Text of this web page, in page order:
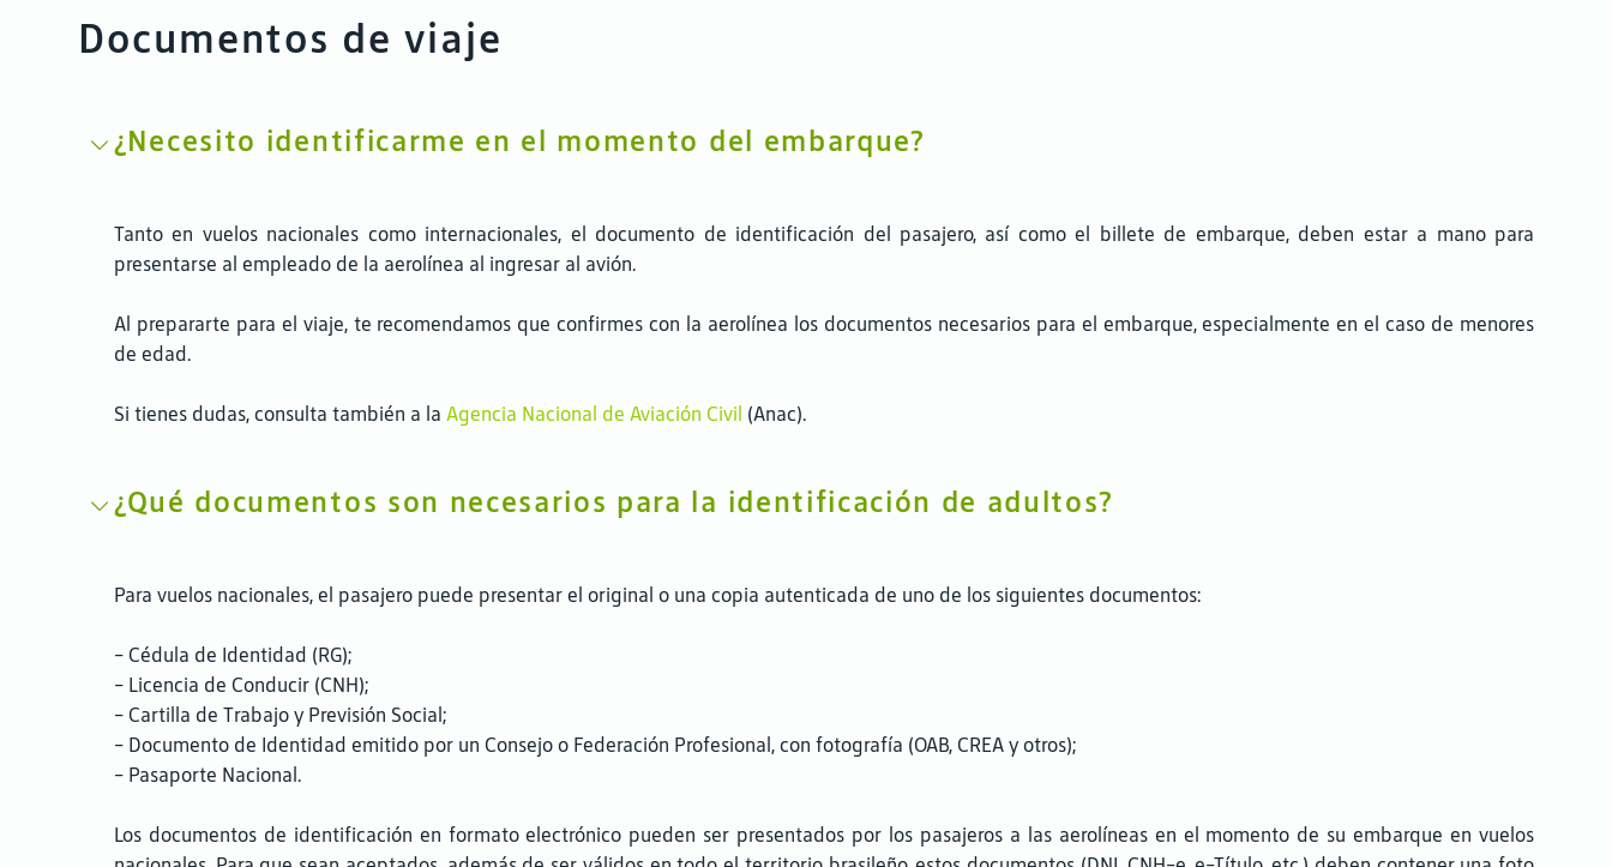
Documentos de viaje
¿Necesito identificarme en el momento del embarque?
Tanto en vuelos nacionales como internacionales, el documento de identificación del pasajero, así como el billete de embarque, deben estar a mano para
presentarse al empleado de la aerolínea al ingresar al avión.
Al prepararte para el viaje, te recomendamos que confirmes con la aerolínea los documentos necesarios para el embarque, especialmente en el caso de menores
de edad.
Si tienes dudas, consulta también a la Agencia Nacional de Aviación Civil (Anac).
¿Qué documentos son necesarios para la identificación de adultos?
Para vuelos nacionales, el pasajero puede presentar el original o una copia autenticada de uno de los siguientes documentos:
- Cédula de Identidad (RG);
- Licencia de Conducir (CNH);
- Cartilla de Trabajo y Previsión Social;
- Documento de Identidad emitido por un Consejo o Federación Profesional, con fotografía (OAB, CREA y otros);
- Pasaporte Nacional.
Los documentos de identificación en formato electrónico pueden ser presentados por los pasajeros a las aerolíneas en el momento de su embarque en vuelos